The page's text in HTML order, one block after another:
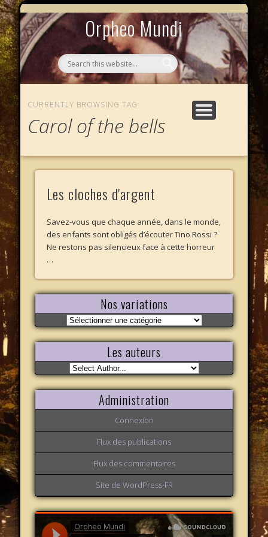
Orpheo Mundi
CURRENTLY BROWSING TAG
Carol of the bells
Les cloches d'argent
Savez-vous que chaque année, dans le monde,
des enfants sont obligés d’écouter Tino Rossi ?
Ne restons pas silencieux face à cette horreur
…
Nos variations
Nos
variations
Les auteurs
Administration
Connexion
Flux des publications
Flux des commentaires
Site de WordPress-FR